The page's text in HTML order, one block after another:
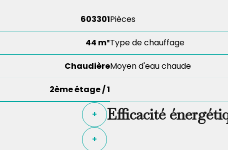
603301Pièces
44 m²Type de chauffage
ChaudièreMoyen d'eau chaude
2ème étage / 1
+ Efficacité
+